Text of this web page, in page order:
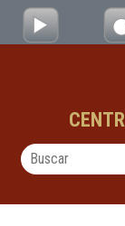
Pular para o
Justiça